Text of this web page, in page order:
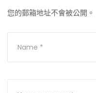
您的郵箱地址不會被公開。